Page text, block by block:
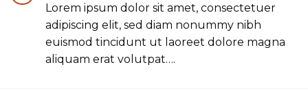
Lorem ipsum dolor sit amet, consectetuer
adipiscing elit, sed diam nonummy nibh
euismod tincidunt ut laoreet dolore magna
aliquam erat volutpat….